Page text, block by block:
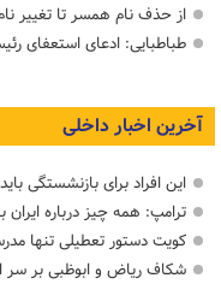
از حذف نام همسر تا تغییر
طباطبایی: ادعای
آخرین اخبار داخلی
این افراد برای بازنشستگی
ترامپ: همه چیز درباره
کویت دستور تعطیلی تنها
شکاف ریاض و ابوظبی بر سر